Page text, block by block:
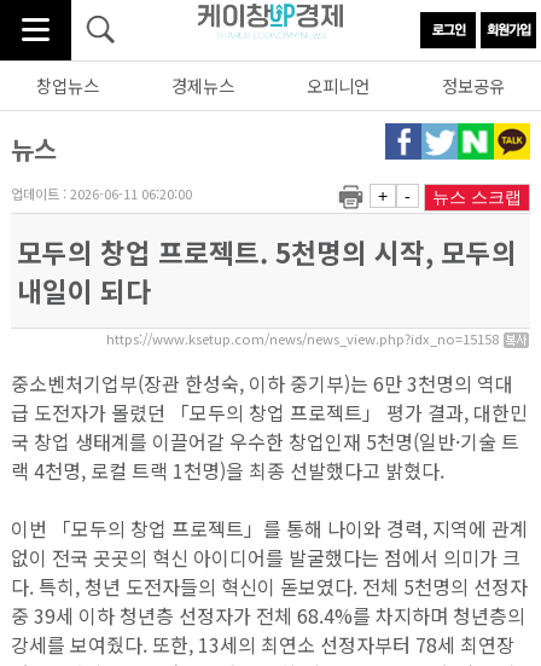
창업뉴스 경제뉴스 오피니언 정보공유
뉴스
업데이트 : 2026-06-11 06:20:00 + - 뉴스 스크랩
모두의 창업 프로젝트. 5천명의 시작, 모두의
내일이 되다
https://www.ksetup.com/news/news_view.php?idx_no=15158
중소벤처기업부(장관 한성숙, 이하 중기부)는 6만 3천명의 역대
급 도전자가 몰렸던 「모두의 창업 프로젝트」 평가 결과, 대한민
국 창업 생태계를 이끌어갈 우수한 창업인재 5천명(일반·기술 트
랙 4천명, 로컬 트랙 1천명)을 최종 선발했다고 밝혔다.
이번 「모두의 창업 프로젝트」를 통해 나이와 경력, 지역에 관계
없이 전국 곳곳의 혁신 아이디어를 발굴했다는 점에서 의미가 크
다. 특히, 청년 도전자들의 혁신이 돋보였다. 전체 5천명의 선정자
중 39세 이하 청년층 선정자가 전체 68.4%를 차지하며 청년층의
강세를 보여줬다. 또한, 13세의 최연소 선정자부터 78세 최연장